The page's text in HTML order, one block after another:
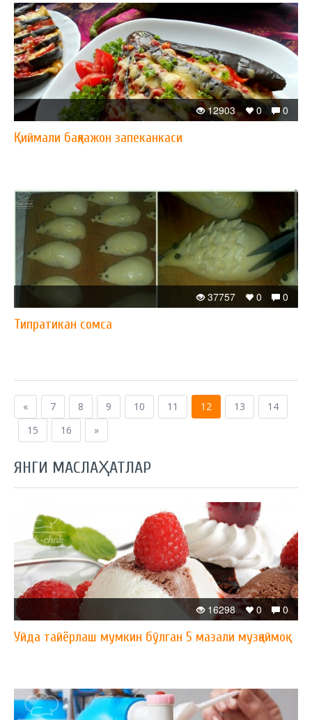
0
0
12903
Қиймали бақлажон запеканкаси
0
0
37757
Типратикан сомса
« 7 8 9 10 11 12 13
14
15
16 »
ЯНГИ МАСЛАҲАТЛАР
0
0
16298
Уйда тайёрлаш мумкин бўлган 5 мазали музқаймоқ